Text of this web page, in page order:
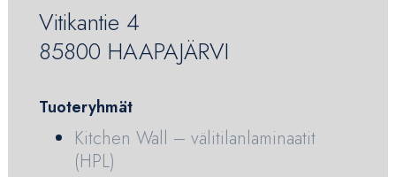
Vitikantie 4
85800 HAAPAJÄRVI
Tuoteryhmät
Kitchen Wall – välitilanlaminaatit
(HPL)